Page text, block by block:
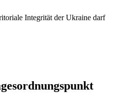
Integrität der Ukraine darf